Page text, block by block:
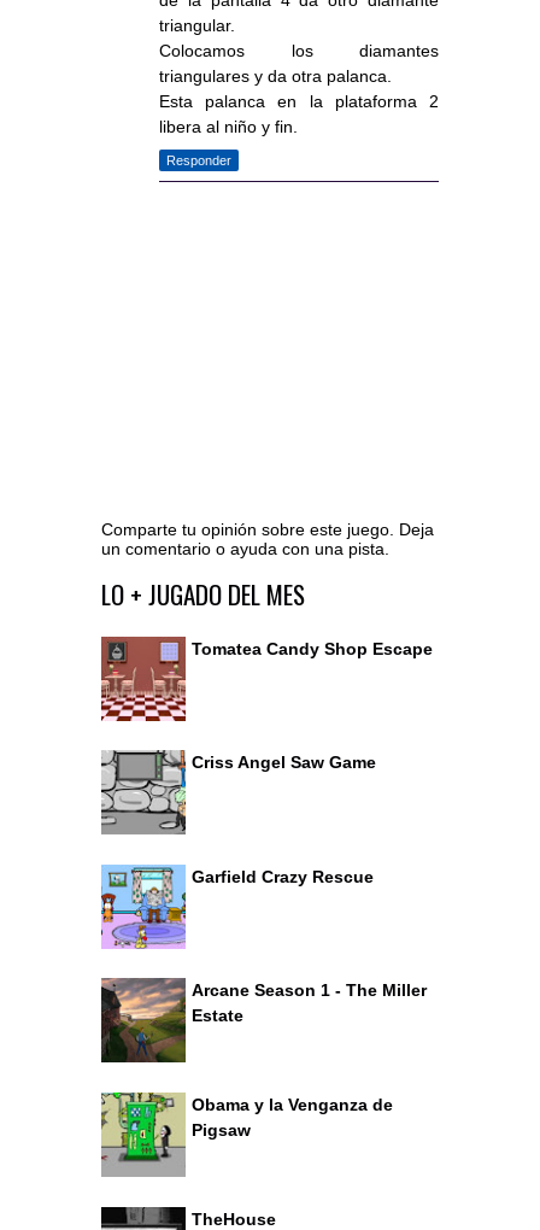
triangular.
Colocamos los diamantes
triangulares y da otra palanca.
Esta palanca en la plataforma 2
libera al niño y fin.
Responder
Comparte tu opinión sobre este juego. Deja
un comentario o ayuda con una pista.
Ir al editor de comentarios
LO + JUGADO DEL MES
Tomatea Candy Shop Escape
Criss Angel Saw Game
Garfield Crazy Rescue
Arcane Season 1 - The Miller
Estate
Obama y la Venganza de
Pigsaw
TheHouse